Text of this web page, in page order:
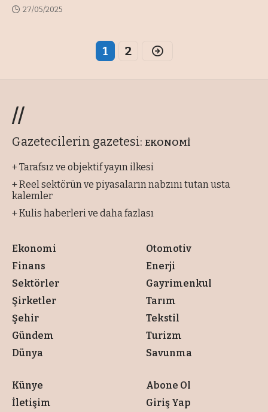
27/05/2025
1 2
//
Gazetecilerin gazetesi: EKONOMİ
+ Tarafsız ve objektif yayın ilkesi
+ Reel sektörün ve piyasaların nabzını tutan usta
kalemler
+ Kulis haberleri ve daha fazlası
Ekonomi
Finans
Sektörler
Şirketler
Şehir
Gündem
Dünya
Otomotiv
Enerji
Gayrimenkul
Tarım
Tekstil
Turizm
Savunma
Künye
İletişim
Abone Ol
Giriş Yap